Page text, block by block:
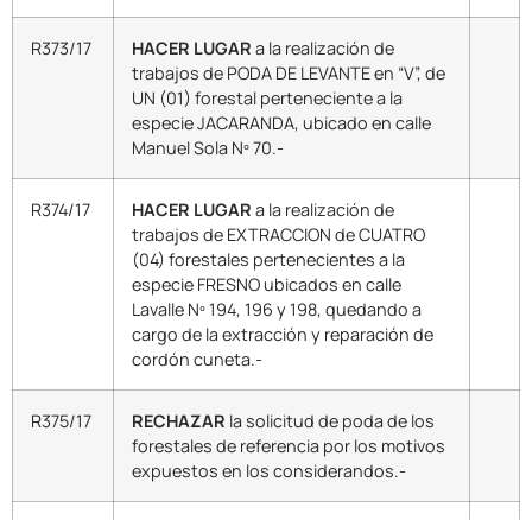
R373/17 HACER LUGAR a la realización de
trabajos de PODA DE LEVANTE en “V”, de
UN (01) forestal perteneciente a la
especie JACARANDA, ubicado en calle
Manuel Sola Nº 70.-
R374/17 HACER LUGAR a la realización de
trabajos de EXTRACCION de CUATRO
(04) forestales pertenecientes a la
especie FRESNO ubicados en calle
Lavalle Nº 194, 196 y 198, quedando a
cargo de la extracción y reparación de
cordón cuneta.-
R375/17 RECHAZAR la solicitud de poda de los
forestales de referencia por los motivos
expuestos en los considerandos.-